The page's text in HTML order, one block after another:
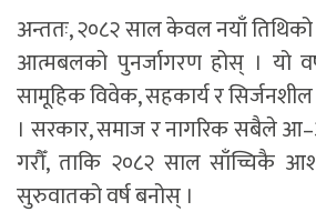
अन्ततः, २०८२ साल केवल नयाँ तिथिको
आत्मबलको पुनर्जागरण होस् । यो
सामूहिक विवेक, सहकार्य र
। सरकार, समाज र नागरिक सबैले
गरौँ, ताकि २०८२ साल साँच्चिकै
सुरुवातको वर्ष बनोस् ।